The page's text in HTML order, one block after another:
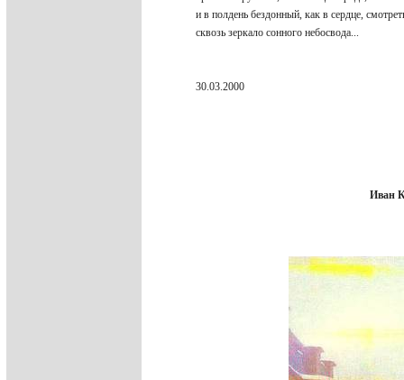
и в полдень бездонный, как в сердце,
сквозь зеркало сонного небосвода...
30.03.2000
Иван